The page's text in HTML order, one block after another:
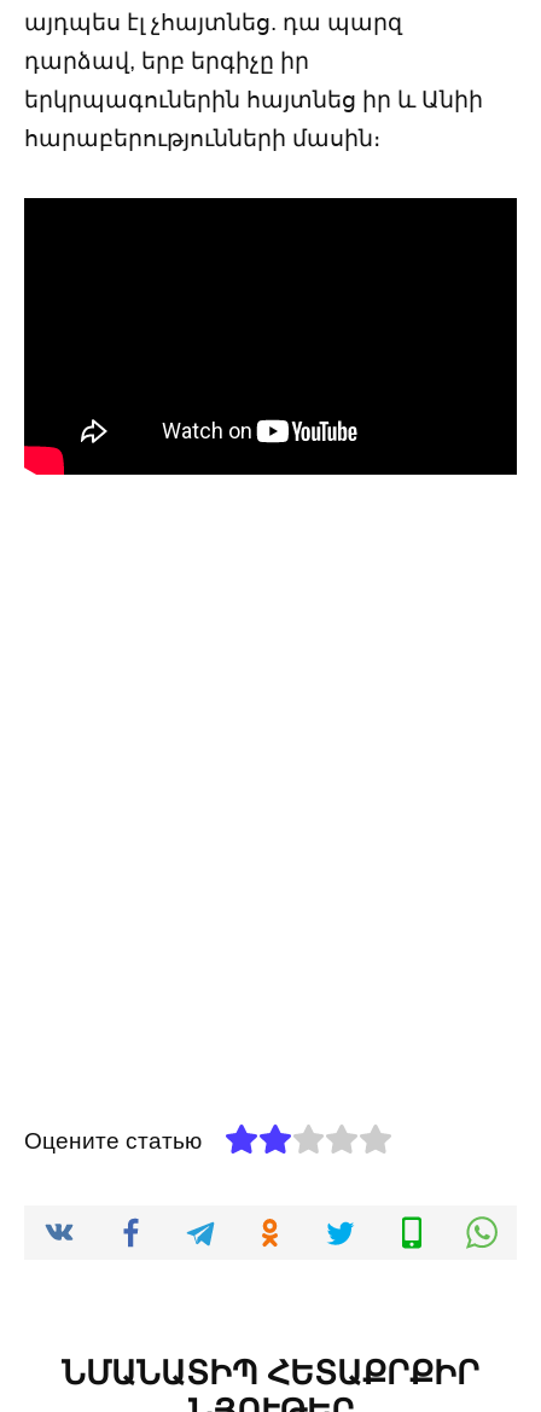
այդպես էլ չհայտնեց. դա պարզ
դարձավ, երբ երգիչը իր
երկրպագուներին հայտնեց իր և Անիի
հարաբերությունների մասին։
Оцените статью
ՆՄԱՆԱՏԻՊ ՀԵՏԱՔՐՔԻՐ